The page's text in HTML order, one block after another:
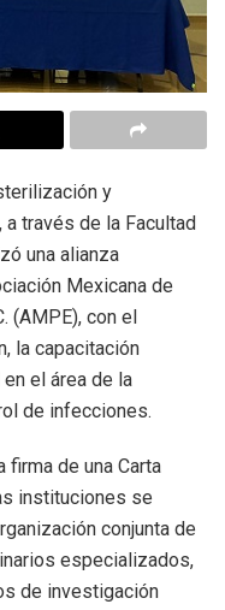
y
través de la Facultad
una alianza
Mexicana de
(AMPE), con el
la capacitación
el área de la
de infecciones.
firma de una Carta
instituciones se
conjunta de
especializados,
de investigación